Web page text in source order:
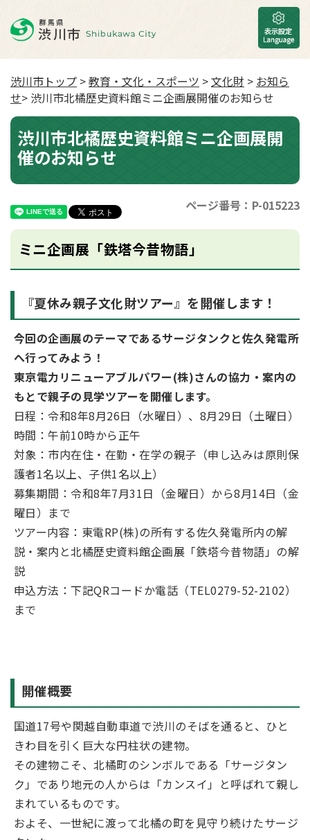
渋川市トップ >教育・文化・スポーツ >文化財 > お知ら
せ> 渋川市北橘歴史資料館ミニ企画展開催のお知らせ
渋川市北橘歴史資料館ミニ企画展開
催のお知らせ
ページ番号：P-015223
ミニ企画展「鉄塔今昔物語」
『夏休み親子文化財ツアー』を開催します！
今回の企画展のテーマであるサージタンクと佐久発電所
へ行ってみよう！
東京電力リニューアブルパワー(株)さんの協力・案内の
もとで親子の見学ツアーを開催します。
日程：令和8年8月26日（水曜日）、8月29日（土曜日）
時間：午前10時から正午
対象：市内在住・在勤・在学の親子（申し込みは原則保
護者1名以上、子供1名以上）
募集期間：令和8年7月31日（金曜日）から8月14日（金
曜日）まで
ツアー内容：東電RP(株)の所有する佐久発電所内の解
説・案内と北橘歴史資料館企画展「鉄塔今昔物語」の解
説
申込方法：下記QRコードか電話（TEL0279-52-2102）
まで
開催概要
国道17号や関越自動車道で渋川のそばを通ると、ひと
きわ目を引く巨大な円柱状の建物。
その建物こそ、北橘町のシンボルである「サージタン
ク」であり地元の人からは「カンスイ」と呼ばれて親し
まれているものです。
およそ、一世紀に渡って北橘の町を見守り続けたサージ